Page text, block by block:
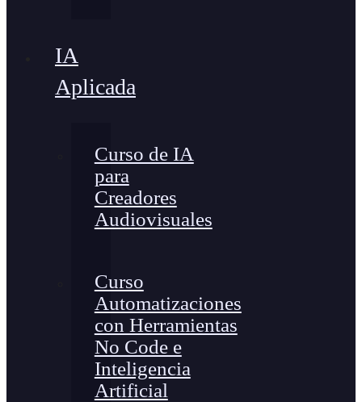
IA
Aplicada
Curso de IA
para
Creadores
Audiovisuales
Curso
Automatizaciones
con Herramientas
No Code e
Inteligencia
Artificial